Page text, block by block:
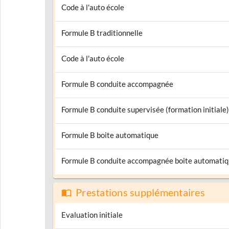
Code à l'auto école
Formule B traditionnelle
Code à l'auto école
Formule B conduite accompagnée
Formule B conduite supervisée (formation initiale)
Formule B boite automatique
Formule B conduite accompagnée boite
Prestations supplémentaires
Evaluation initiale